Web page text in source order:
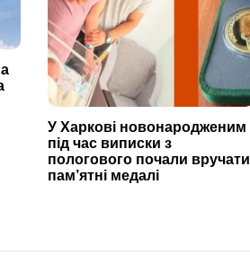
У Харкові новонародженим
під час виписки з
пологового почали вручати
пам’ятні медалі